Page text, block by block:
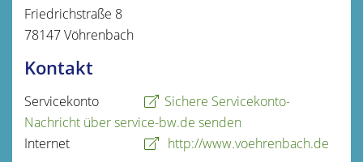
Friedrichstraße 8
78147Vöhrenbach
Kontakt
Servicekonto
Sichere Servicekonto-
Nachricht über service-bw.de senden
Internet
http://www.voehrenbach.de